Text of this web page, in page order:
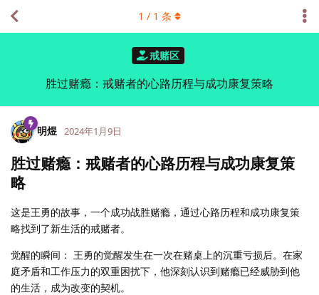
戒赌区
胜过赌瘾：戒赌者的心路历程与成功康复策略
1 / 1 条
明煜 2024年1月9日
胜过赌瘾：戒赌者的心路历程与成功康复策
略
这是王勇的故事，一个成功战胜赌瘾，通过心路历程和成功康复策
略找到了新生活的戒赌者。
觉醒的瞬间： 王勇的觉醒发生在一次在赌桌上的沉重亏损后。在家
庭矛盾和工作压力的双重困扰下，他深刻认识到赌瘾已经威胁到他
的生活，成为改变的契机。